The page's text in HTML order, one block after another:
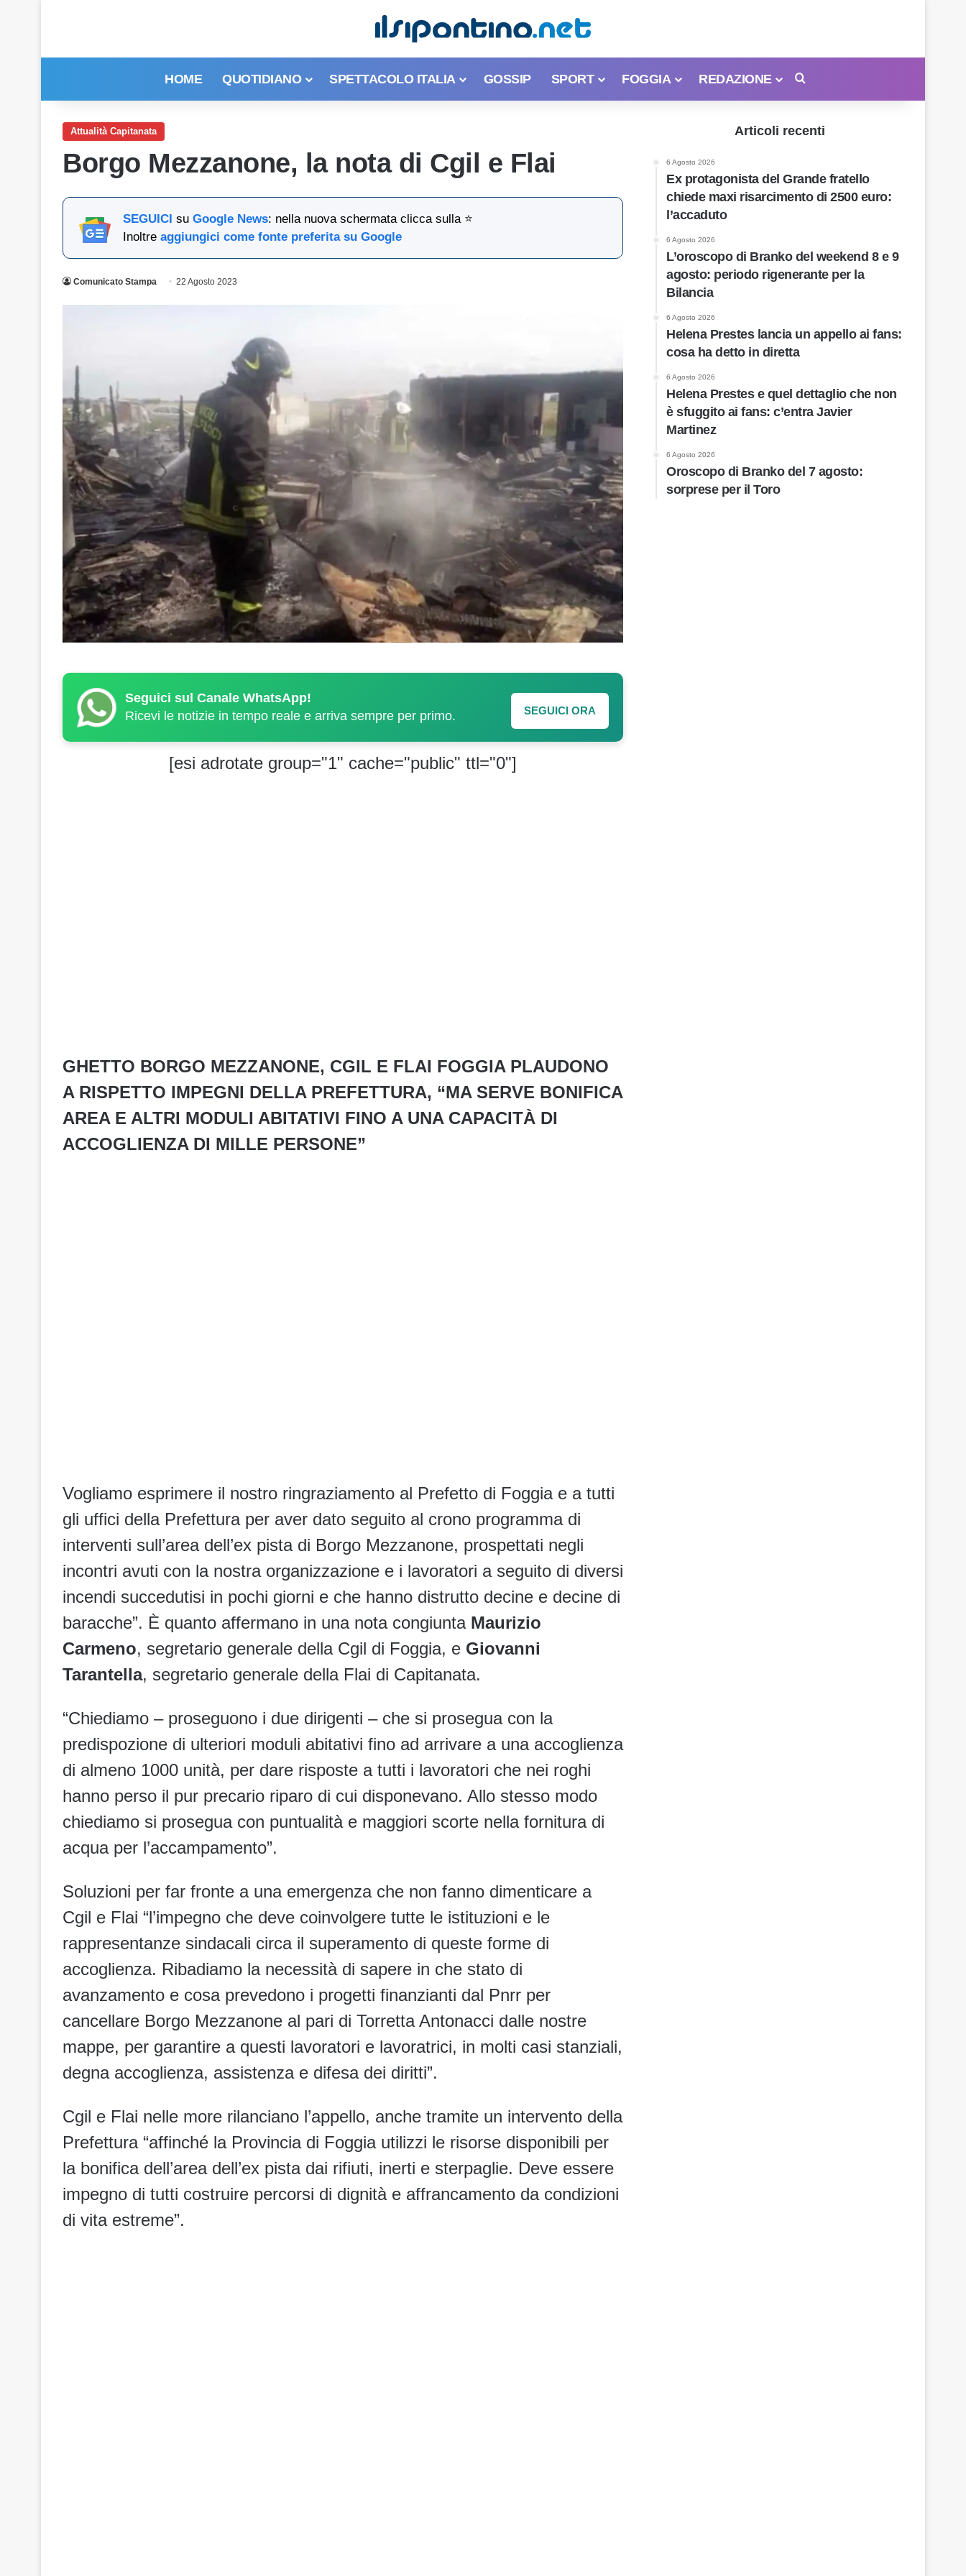
HOME QUOTIDIANO SPETTACOLO ITALIA GOSSIP SPORT FOGGIA REDAZIONE
Attualità Capitanata
Borgo Mezzanone, la nota di Cgil e Flai
SEGUICI su Google News: nella nuova schermata clicca sulla ⭐
Inoltre aggiungici come fonte preferita su Google
Comunicato Stampa 22 Agosto 2023
Seguici sul Canale WhatsApp!
Ricevi le notizie in tempo reale e arriva sempre per primo.
SEGUICI ORA
[esi adrotate group="1" cache="public" ttl="0"]
GHETTO BORGO MEZZANONE, CGIL E FLAI FOGGIA PLAUDONO
A RISPETTO IMPEGNI DELLA PREFETTURA, “MA SERVE BONIFICA
AREA E ALTRI MODULI ABITATIVI FINO A UNA CAPACITÀ DI
ACCOGLIENZA DI MILLE PERSONE”
Vogliamo esprimere il nostro ringraziamento al Prefetto di Foggia e a tutti
gli uffici della Prefettura per aver dato seguito al crono programma di
interventi sull’area dell’ex pista di Borgo Mezzanone, prospettati negli
incontri avuti con la nostra organizzazione e i lavoratori a seguito di diversi
incendi succedutisi in pochi giorni e che hanno distrutto decine e decine di
baracche”. È quanto affermano in una nota congiunta Maurizio
Carmeno, segretario generale della Cgil di Foggia, e Giovanni
Tarantella, segretario generale della Flai di Capitanata.
“Chiediamo – proseguono i due dirigenti – che si prosegua con la
predispozione di ulteriori moduli abitativi fino ad arrivare a una accoglienza
di almeno 1000 unità, per dare risposte a tutti i lavoratori che nei roghi
hanno perso il pur precario riparo di cui disponevano. Allo stesso modo
chiediamo si prosegua con puntualità e maggiori scorte nella fornitura di
acqua per l’accampamento”.
Soluzioni per far fronte a una emergenza che non fanno dimenticare a
Cgil e Flai “l’impegno che deve coinvolgere tutte le istituzioni e le
rappresentanze sindacali circa il superamento di queste forme di
accoglienza. Ribadiamo la necessità di sapere in che stato di
avanzamento e cosa prevedono i progetti finanzianti dal Pnrr per
cancellare Borgo Mezzanone al pari di Torretta Antonacci dalle nostre
mappe, per garantire a questi lavoratori e lavoratrici, in molti casi stanziali,
degna accoglienza, assistenza e difesa dei diritti”.
Cgil e Flai nelle more rilanciano l’appello, anche tramite un intervento della
Prefettura “affinché la Provincia di Foggia utilizzi le risorse disponibili per
la bonifica dell’area dell’ex pista dai rifiuti, inerti e sterpaglie. Deve essere
impegno di tutti costruire percorsi di dignità e affrancamento da condizioni
di vita estreme”.
Articoli recenti
6 Agosto 2026
Ex protagonista del Grande fratello
chiede maxi risarcimento di 2500 euro:
l’accaduto
6 Agosto 2026
L’oroscopo di Branko del weekend 8 e 9
agosto: periodo rigenerante per la
Bilancia
6 Agosto 2026
Helena Prestes lancia un appello ai fans:
cosa ha detto in diretta
6 Agosto 2026
Helena Prestes e quel dettaglio che non
è sfuggito ai fans: c’entra Javier
Martinez
6 Agosto 2026
Oroscopo di Branko del 7 agosto:
sorprese per il Toro